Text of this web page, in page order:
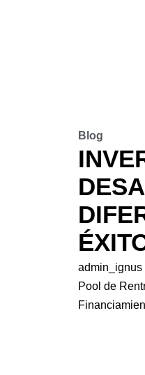
Blog
admin_ignus
Pool de